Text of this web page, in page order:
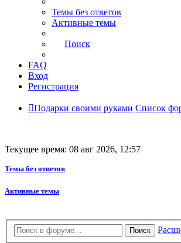
Темы без ответов
Активные темы
Поиск
FAQ
Вход
Регистрация
Подарки своими руками Список
Текущее время: 08 авг 2026, 12:57
Темы без ответов
Активные темы
Поиск